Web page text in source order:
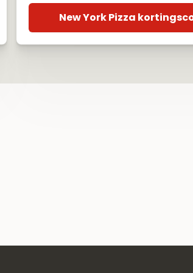
New York Pizza